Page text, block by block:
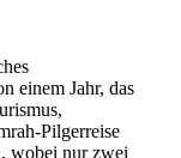
einem Jahr, das
Pilgerreise
wobei nur zwei